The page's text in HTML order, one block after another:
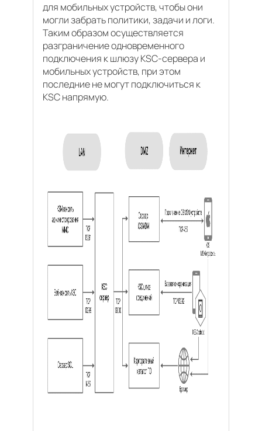
для мобильных устройств, чтобы они
могли забрать политики, задачи и логи.
Таким образом осуществляется
разграничение одновременного
подключения к шлюзу KSC-сервера и
мобильных устройств, при этом
последние не могут подключиться к
KSC напрямую.